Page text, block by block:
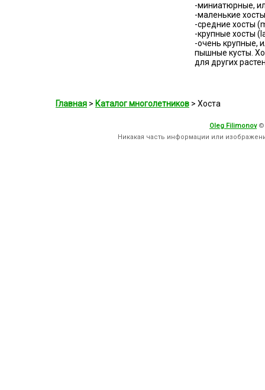
-миниатюрные,
-маленькие
-средние хосты
-крупные хосты
-очень крупные,
пышные кусты.
для других
Главная > Каталог многолетников > Хоста
Oleg Filimonov ©
Никакая часть информации или